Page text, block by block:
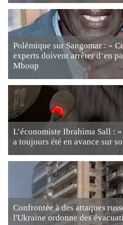
Polémique sur Sangomar : «
experts doivent arrêter d’en
Mboup
L’économiste Ibrahima Sall :
a toujours été en avance sur
Confrontée à des attaques
l'Ukraine ordonne des